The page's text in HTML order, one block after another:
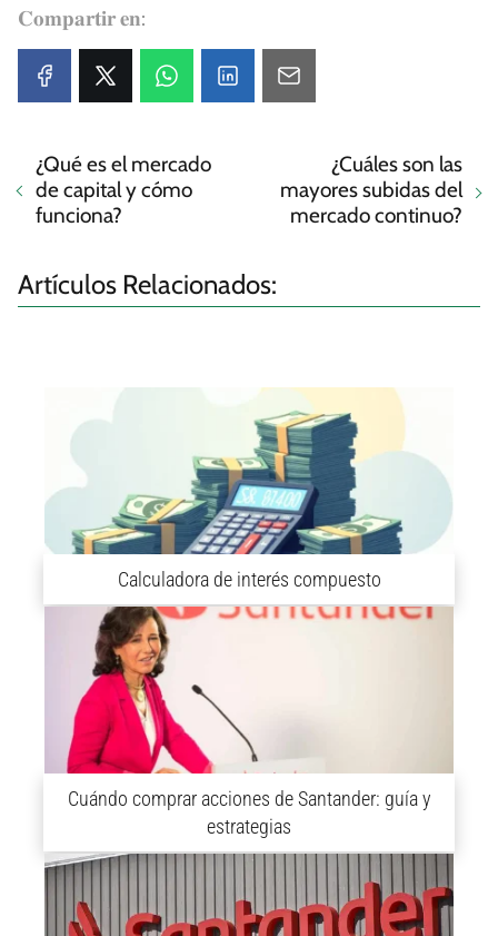
𝐂𝐨𝐦𝐩𝐚𝐫𝐭𝐢𝐫 𝐞𝐧:
¿Qué es el mercado
de capital y cómo
funciona?
¿Cuáles son las
mayores subidas del
mercado continuo?
Artículos Relacionados:
Calculadora de interés compuesto
Cuándo comprar acciones de Santander: guía y
estrategias